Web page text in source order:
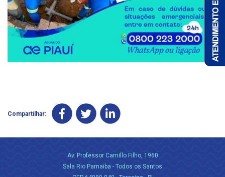
Compartilhar:
Av. Professor Camillo Filho, 1960
Sala Rio Parnaiba - Todos os Santos